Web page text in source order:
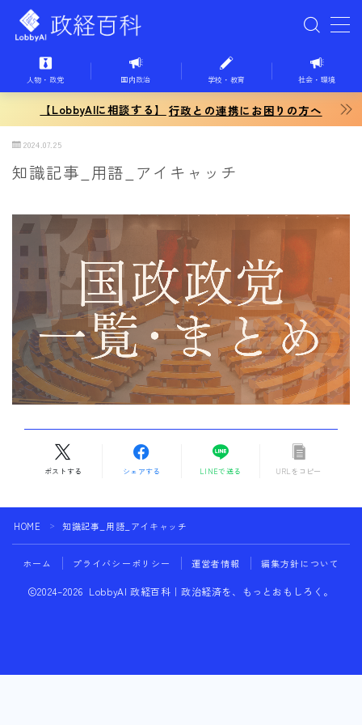
MENU
ホーム
社会・環境
経済・ビジネス
国際
人物・政党 国内政治 学校・教育 社会・環境
【LobbyAIに相談する】 行政との連携にお困りの方へ
2024.07.25
知識記事_用語_アイキャッチ
ポストする シェアする LINEで送る URLをコピー
HOME ＞ 知識記事_用語_アイキャッチ
ホーム プライバシーポリシー 運営者情報 編集方針について
2024–2026 LobbyAI 政経百科｜政治経済を、もっとおもしろく。